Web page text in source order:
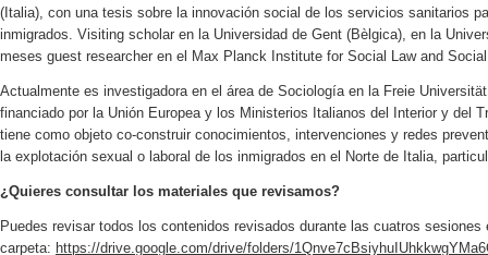
(Italia), con una tesis sobre la innovación social de los servicios sanitarios
inmigrados. Visiting scholar en la Universidad de Gent (Bèlgica), en la
meses guest researcher en el Max Planck Institute for Social Law and
Actualmente es investigadora en el área de Sociología en la Freie
financiado por la Unión Europea y los Ministerios Italianos del Interior y del
tiene como objeto co-construir conocimientos, intervenciones y redes
la explotación sexual o laboral de los inmigrados en el Norte de Italia,
¿Quieres consultar los materiales que revisamos?
Puedes revisar todos los contenidos revisados durante las cuatros sesiones
carpeta: https://drive.google.com/drive/folders/